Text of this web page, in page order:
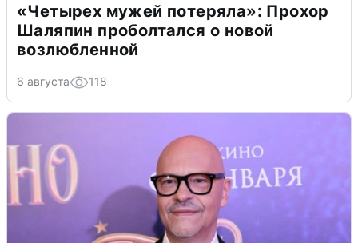
«Четырех мужей потеряла»: Прохор
Шаляпин проболтался о новой
возлюбленной
6 августа 118